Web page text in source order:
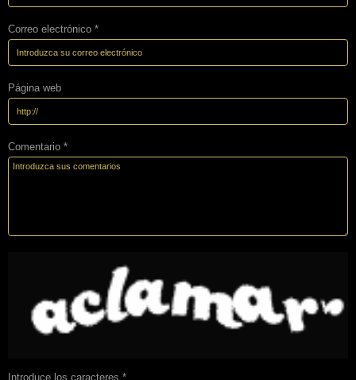
Correo electrónico *
Página web
Comentario *
Introduce los caracteres *